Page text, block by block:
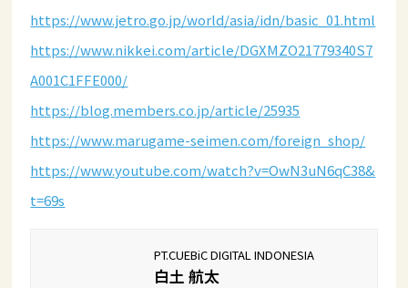
https://www.jetro.go.jp/world/asia/idn/basic_01.html
https://www.nikkei.com/article/DGXMZO21779340S7
A001C1FFE000/
https://blog.members.co.jp/article/25935
https://www.marugame-seimen.com/foreign_shop/
https://www.youtube.com/watch?v=OwN3uN6qC38&
t=69s
PT.CUEBiC DIGITAL INDONESIA
白土 航太